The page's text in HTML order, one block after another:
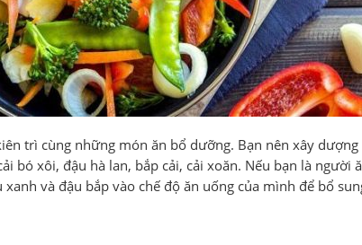
trì cùng những món ăn bổ dưỡng. Bạn nên xây
bó xôi, đậu hà lan, bắp cải, cải xoăn. Nếu bạn là người
và đậu bắp vào chế độ ăn uống của mình để bổ